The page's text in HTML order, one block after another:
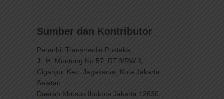
Sumber dan Kontributor
Penerbit Transmedia Pustaka
Jl. H. Montong No.57, RT.9/RW.3,
Ciganjur, Kec. Jagakarsa, Kota Jakarta
Selatan,
Daerah Khusus Ibukota Jakarta 12630